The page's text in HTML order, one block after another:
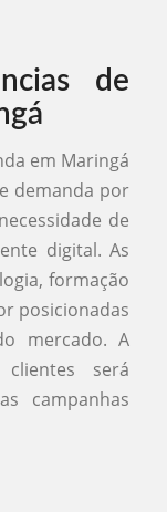
de
em Maringá
demanda por
de
digital. As
formação
posicionadas
mercado. A
será
campanhas